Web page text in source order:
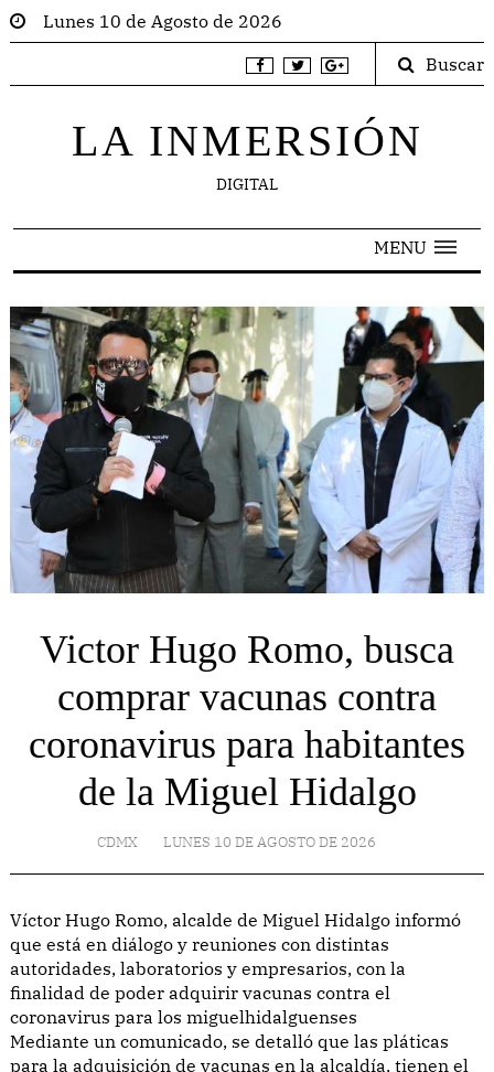
Lunes 10 de Agosto de 2026
Buscar
LA INMERSIÓN
DIGITAL
MENU
Victor Hugo Romo, busca
comprar vacunas contra
coronavirus para habitantes
de la Miguel Hidalgo
CDMX LUNES 10 DE AGOSTO DE 2026
Víctor Hugo Romo, alcalde de Miguel Hidalgo informó
que está en diálogo y reuniones con distintas
autoridades, laboratorios y empresarios, con la
finalidad de poder adquirir vacunas contra el
coronavirus para los miguelhidalguenses
Mediante un comunicado, se detalló que las pláticas
para la adquisición de vacunas en la alcaldía, tienen el